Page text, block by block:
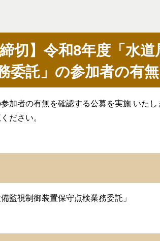
締切】令和8年度「水
委託」の参加者の有
加者の有無を確認する公募を実施 いたし
ださい。
監視制御装置保守点検業務委託」